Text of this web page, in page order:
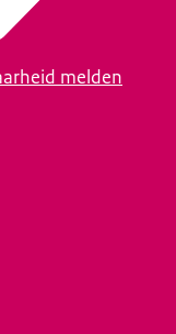
melden